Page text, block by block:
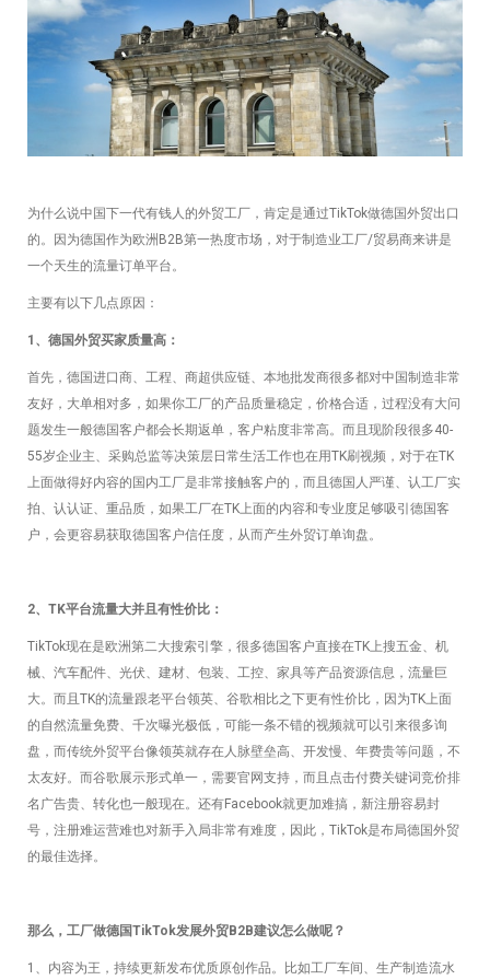
为什么说中国下一代有钱人的外贸工厂，肯定是通过TikTok做德国外贸出口
的。因为德国作为欧洲B2B第一热度市场，对于制造业工厂/贸易商来讲是
一个天生的流量订单平台。
主要有以下几点原因：
1、德国外贸买家质量高：
首先，德国进口商、工程、商超供应链、本地批发商很多都对中国制造非常
友好，大单相对多，如果你工厂的产品质量稳定，价格合适，过程没有大问
题发生一般德国客户都会长期返单，客户粘度非常高。而且现阶段很多40-
55岁企业主、采购总监等决策层日常生活工作也在用TK刷视频，对于在TK
上面做得好内容的国内工厂是非常接触客户的，而且德国人严谨、认工厂实
拍、认认证、重品质，如果工厂在TK上面的内容和专业度足够吸引德国客
户，会更容易获取德国客户信任度，从而产生外贸订单询盘。
2、TK平台流量大并且有性价比：
TikTok现在是欧洲第二大搜索引擎，很多德国客户直接在TK上搜五金、机
械、汽车配件、光伏、建材、包装、工控、家具等产品资源信息，流量巨
大。而且TK的流量跟老平台领英、谷歌相比之下更有性价比，因为TK上面
的自然流量免费、千次曝光极低，可能一条不错的视频就可以引来很多询
盘，而传统外贸平台像领英就存在人脉壁垒高、开发慢、年费贵等问题，不
太友好。而谷歌展示形式单一，需要官网支持，而且点击付费关键词竞价排
名广告贵、转化也一般现在。还有Facebook就更加难搞，新注册容易封
号，注册难运营难也对新手入局非常有难度，因此，TikTok是布局德国外贸
的最佳选择。
那么，工厂做德国TikTok发展外贸B2B建议怎么做呢？
1、内容为王，持续更新发布优质原创作品。比如工厂车间、生产制造流水